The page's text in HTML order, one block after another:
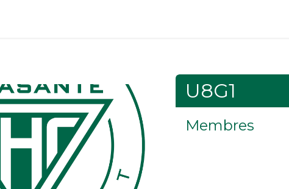
U8G1
Membres